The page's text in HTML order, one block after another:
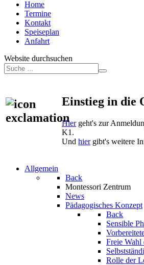
Home
Termine
Kontakt
Speiseplan
Anfahrt
Website durchsuchen
Einstieg in die
Hiergeht's zur
K1.
Und hiergibt's weitere
Allgemein
Back
Montessori Zentrum
News
Pädagogisches Konzept
Back
Sensible
Freie Wahl
Rolle der